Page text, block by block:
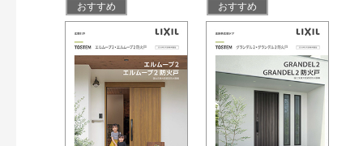
おすすめ おすすめ